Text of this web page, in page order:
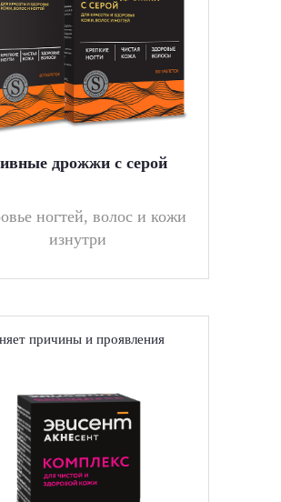
дрожжи с серой
ногтей, волос и кожи
изнутри
причины и проявления